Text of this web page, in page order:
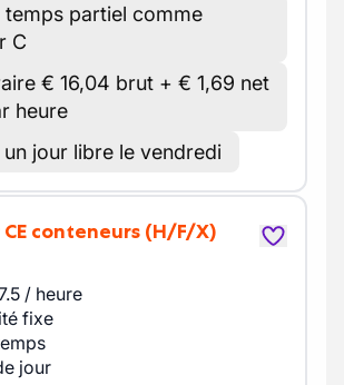
temps partiel comme
C
€ 16,04 brut + € 1,69 net
heure
un jour libre le vendredi
CE conteneurs (H/F/X)
/ heure
fixe
jour